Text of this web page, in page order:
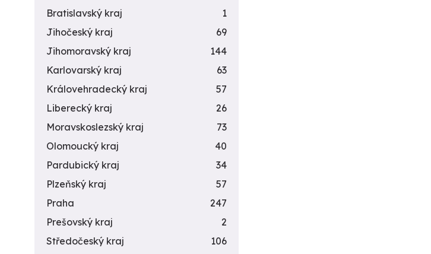
Bratislavský kraj
1
Jihočeský kraj
69
Jihomoravský kraj
144
Karlovarský kraj
63
Královehradecký kraj
57
Liberecký kraj
26
Moravskoslezský kraj
73
Olomoucký kraj
40
Pardubický kraj
34
Plzeňský kraj
57
Praha
247
Prešovský kraj
2
Středočeský kraj
106